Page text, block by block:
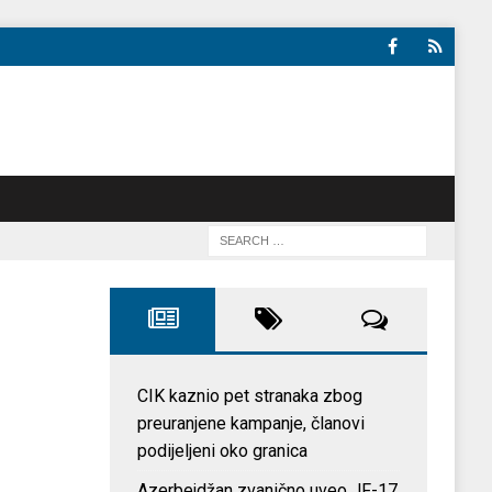
CIK kaznio pet stranaka zbog
preuranjene kampanje, članovi
podijeljeni oko granica